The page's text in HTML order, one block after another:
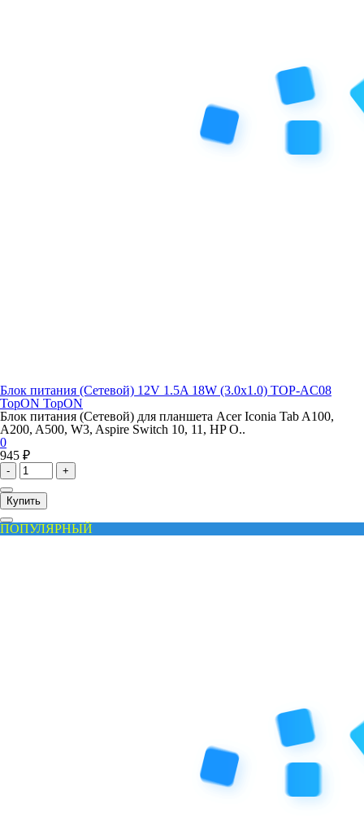
Блок питания (Сетевой) 12V 1.5A 18W (3.0x1.0) TOP-AC08
TopON TopON
Блок питания (Сетевой) для планшета Acer Iconia Tab A100,
A200, A500, W3, Aspire Switch 10, 11, HP O..
0
945 ₽
- +
Купить
ПОПУЛЯРНЫЙ